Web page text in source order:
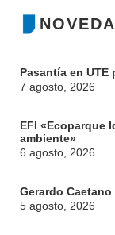
Pasantía en UTE
7 agosto, 2026
EFI «Ecoparque
ambiente»
6 agosto, 2026
Gerardo
5 agosto, 2026